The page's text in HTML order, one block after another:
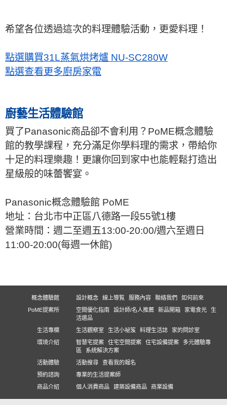
希望各位透過這次的料理體驗活動，更愛料理！
點選購買31L蒸氣烘烤爐 NU-SC280W
點選查看更多廚房家電
廚藝生活體驗館
買了Panasonic商品卻不會利用？PoME概念體驗
館的教學課程，充分滿足你學料理的需求，帶給你
十足的料理樂趣！更讓你回到家中也能輕鬆打造出
星級般的味蕾饗宴。
Panasonic概念體驗館 PoME
地址：台北市中正區八德路一段55號1樓
營業時間：週二至週五13:00-20:00/週六至週日
11:00-20:00(每週一休館)
概念體驗館 設計概念 線上導覧 服務內容 聯絡我們
如何前來
PoME提案所
空間優化指南 設計師/名人推薦 新品開箱 家電食光
生
活選品
生活專欄
生活觀察室 生活小祕笈 料理生活誌
家的問診室
環境介紹
智慧宅提案 住宅空間提案 住宅設備提案
多元體驗專
區
系統解決方案
活動體驗
活動搜尋
查看我的報名
預約諮詢
專業的生活提案師
商品介紹
個人消費商品 建築設備商品 商業設備